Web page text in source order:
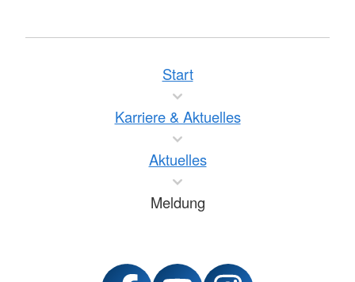
Start
Karriere & Aktuelles
Aktuelles
Meldung